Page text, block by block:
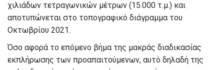
χιλιάδων τετραγωνικών μέτρων (15.000 τ.μ.) και
αποτυπώνεται στο τοπογραφικό διάγραμμα του
Οκτωβρίου 2021.
Όσο αφορά το επόμενο βήμα της μακράς διαδικασίας
εκπλήρωσης των προαπαιτούμενων, αυτό δηλαδή της